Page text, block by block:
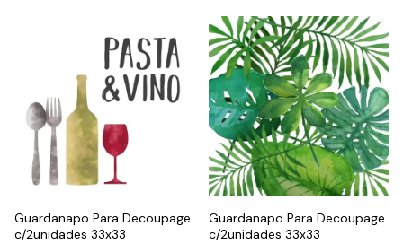
Guardanapo Para Decoupage
c/2unidades 33x33
Guardanapo Para Decoupage
c/2unidades 33x33